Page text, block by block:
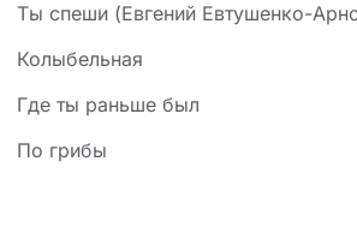
Ты спеши (Евгений Евтушенко-
Колыбельная
Где ты раньше был
По грибы